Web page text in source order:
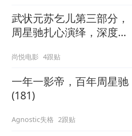
武状元苏乞儿第三部分，
周星驰扎心演绎，深度解
尚悦电影 4跟贴
一年一影帝，百年周星驰
(181)
Agnostic失格 2跟贴